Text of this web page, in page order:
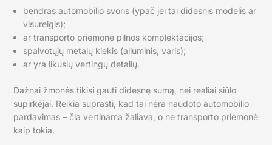
bendras automobilio svoris (ypač jei tai didesnis modelis ar
visureigis);
ar transporto priemonė pilnos komplektacijos;
spalvotųjų metalų kiekis (aliuminis, varis);
ar yra likusių vertingų detalių.
Dažnai žmonės tikisi gauti didesnę sumą, nei realiai siūlo
supirkėjai. Reikia suprasti, kad tai nėra naudoto automobilio
pardavimas – čia vertinama žaliava, o ne transporto priemonė
kaip tokia.